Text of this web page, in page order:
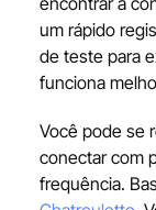
um rápido
de teste para
funciona
Você pode se
conectar com
frequência.